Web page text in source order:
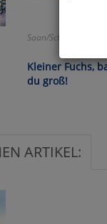
Saan/Schwietzer:
Kleiner Fuchs,
du groß!
ARTIKEL: